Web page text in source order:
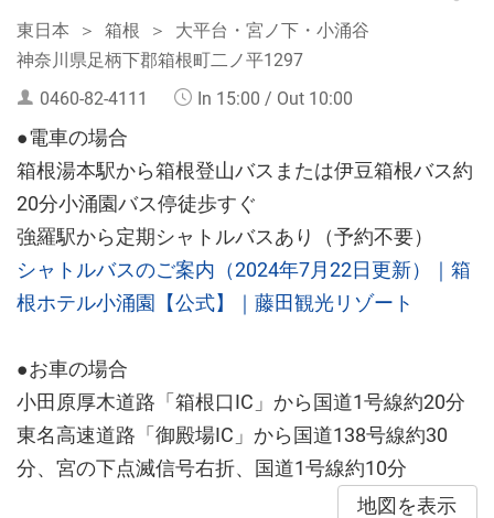
東日本 箱根
大平台・宮ノ下・小涌谷
神奈川県足柄下郡箱根町二ノ平1297
0460-82-4111
In 15:00 / Out 10:00
●電車の場合
箱根湯本駅から箱根登山バスまたは伊豆箱根バス約
20分小涌園バス停徒歩すぐ
強羅駅から定期シャトルバスあり（予約不要）
シャトルバスのご案内（2024年7月22日更新）｜箱
根ホテル小涌園【公式】｜藤田観光リゾート
●お車の場合
小田原厚木道路「箱根口IC」から国道1号線約20分
東名高速道路「御殿場IC」から国道138号線約30
分、宮の下点滅信号右折、国道1号線約10分
地図を表示